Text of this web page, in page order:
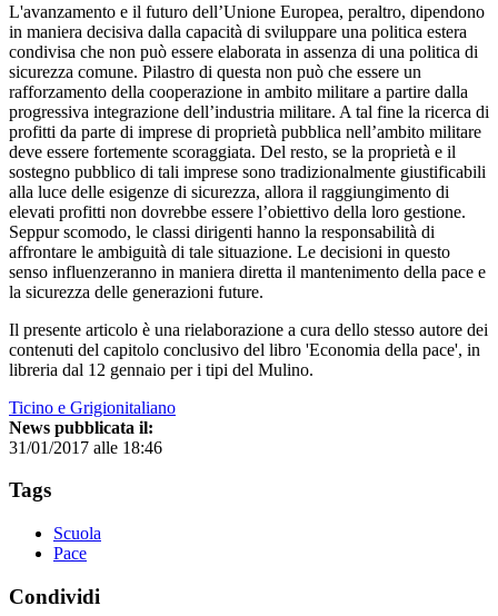
L'avanzamento e il futuro dell’Unione Europea, peraltro, dipendono
in maniera decisiva dalla capacità di sviluppare una politica estera
condivisa che non può essere elaborata in assenza di una politica di
sicurezza comune. Pilastro di questa non può che essere un
rafforzamento della cooperazione in ambito militare a partire dalla
progressiva integrazione dell’industria militare. A tal fine la ricerca di
profitti da parte di imprese di proprietà pubblica nell’ambito militare
deve essere fortemente scoraggiata. Del resto, se la proprietà e il
sostegno pubblico di tali imprese sono tradizionalmente giustificabili
alla luce delle esigenze di sicurezza, allora il raggiungimento di
elevati profitti non dovrebbe essere l’obiettivo della loro gestione.
Seppur scomodo, le classi dirigenti hanno la responsabilità di
affrontare le ambiguità di tale situazione. Le decisioni in questo
senso influenzeranno in maniera diretta il mantenimento della pace e
la sicurezza delle generazioni future.
Il presente articolo è una rielaborazione a cura dello stesso autore dei
contenuti del capitolo conclusivo del libro 'Economia della pace', in
libreria dal 12 gennaio per i tipi del Mulino.
Ticino e Grigionitaliano
News pubblicata il:
31/01/2017 alle 18:46
Tags
Scuola
Pace
Condividi